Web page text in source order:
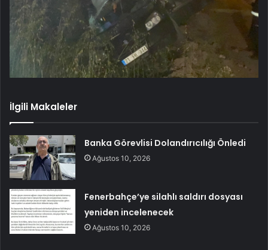
İlgili Makaleler
Banka Görevlisi Dolandırıcılığı Önledi
Ağustos 10, 2026
Fenerbahçe’ye silahlı saldırı dosyası
yeniden incelenecek
Ağustos 10, 2026